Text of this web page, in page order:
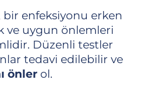
bir enfeksiyonu erken
ve uygun önlemleri
Düzenli testler
tedavi edilebilir ve
önler ol.